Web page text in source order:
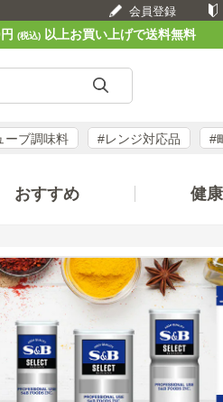
会員登録
(税込)以上お買い上げで送料無料
ーブ調味料 #レンジ対応品 #
おすすめ 健